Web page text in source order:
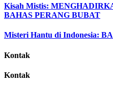
Kisah Mistis:
BAHAS PERANG BUBAT
Misteri Hantu di Indonesia:
Kontak
Kontak